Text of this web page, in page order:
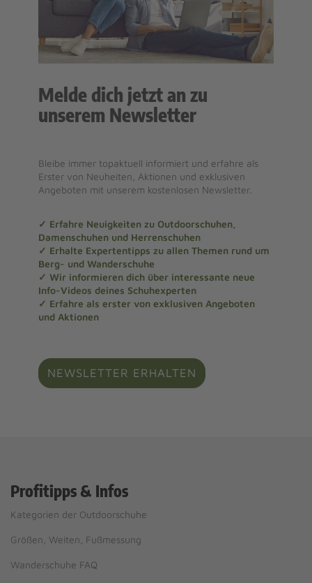
Melde dich jetzt an zu
unserem Newsletter
Bleibe immer topaktuell informiert und erfahre als
Erster von Neuheiten, Aktionen und exklusiven
Angeboten mit unserem kostenlosen Newsletter.
✓ Erfahre Neuigkeiten zu Outdoorschuhen,
Damenschuhen und Herrenschuhen
✓ Erhalte Expertentipps zu allen Themen rund um
Berg- und Wanderschuhe
✓ Wir informieren dich über interessante neue
Info-Videos deines Schuhexperten
✓ Erfahre als erster von exklusiven Angeboten
und Aktionen
NEWSLETTER ERHALTEN
Profitipps & Infos
Kategorien der Outdoorschuhe
Größen, Weiten, Fußmessung
Wanderschuhe FAQ